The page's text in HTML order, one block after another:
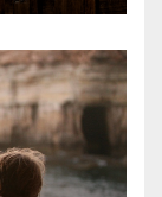
N
T
A
R
N
O
H
A
Y